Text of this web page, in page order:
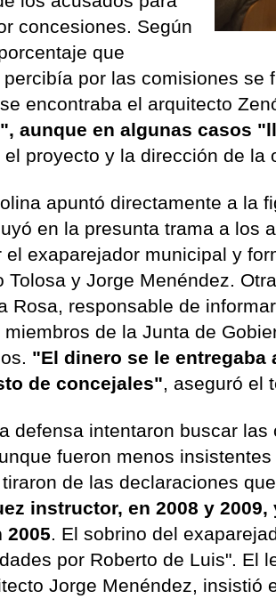
concesiones. Según
que
por las comisiones se
encontraba el arquitecto
aunque en algunas casos
proyecto y la dirección de la
apuntó directamente a la
en la presunta trama a los
el exaparejador municipal y
Tolosa y Jorge Menéndez.
Rosa, responsable de
de la Junta de
"El dinero se le entregaba
de concejales", aseguró el
defensa intentaron buscar
fueron menos
de las declaraciones
instructor, en 2008 y
2005. El sobrino del
por Roberto de Luis". El
Jorge Menéndez, insistió